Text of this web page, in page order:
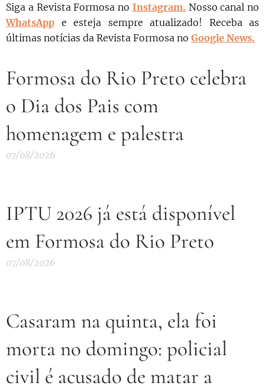
Siga a Revista Formosa no Instagram. Nosso canal no
WhatsApp e esteja sempre atualizado! Receba as
últimas notícias da Revista Formosa no Google News.
Formosa do Rio Preto celebra
o Dia dos Pais com
homenagem e palestra
07/08/2026
IPTU 2026 já está disponível
em Formosa do Rio Preto
07/08/2026
Casaram na quinta, ela foi
morta no domingo: policial
civil é acusado de matar a